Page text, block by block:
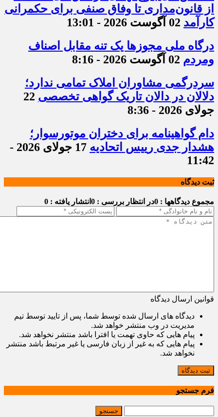
از قانون‌مداری تا وفاق صنفی برای حکمرانی
کارآمد 02 آگوست 2026 - 13:01
درگاه ملی مجوزها یک تنه مقابل اصناف
ومردم 02 آگوست 2026 - 8:16
سردرگمی مشاوران املاک تمامی ندارد؛
دلالان در دالان تاریک گواهی تخصصی 22
جولای 2026 - 8:36
دام گواهینامه برای دختران موتورسوار؛
هشدار جدی رییس اتحادیه
17 جولای 2026 -
11:42
ثبت دیدگاه
مجموع دیدگاهها : 0 در انتظار بررسی : 0 انتشار یافته : 0
قوانین ارسال دیدگاه
دیدگاه های ارسال شده توسط شما، پس از تایید توسط تیم
مدیریت در وب منتشر خواهد شد.
پیام هایی که حاوی تهمت یا افترا باشد منتشر نخواهد شد.
پیام هایی که به غیر از زبان فارسی یا غیر مرتبط باشد منتشر
نخواهد شد.
ثبت دیدگاه
فرم جستجو